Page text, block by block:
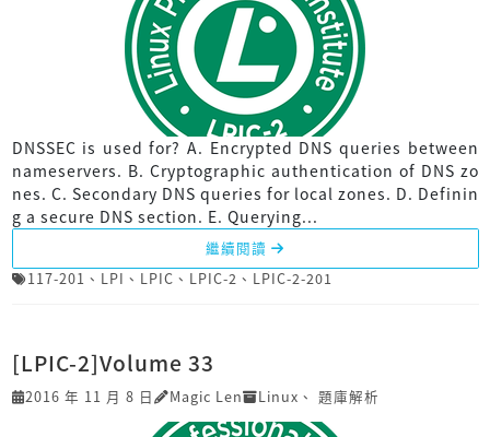
DNSSEC is used for? A. Encrypted DNS queries between
nameservers. B. Cryptographic authentication of DNS zo
nes. C. Secondary DNS queries for local zones. D. Definin
g a secure DNS section. E. Querying...
繼續閱讀
117-201 、 LPI 、 LPIC 、 LPIC-2 、 LPIC-2-201
[LPIC-2]Volume 33
2016 年 11 月 8 日 Magic Len Linux 、 題庫解析